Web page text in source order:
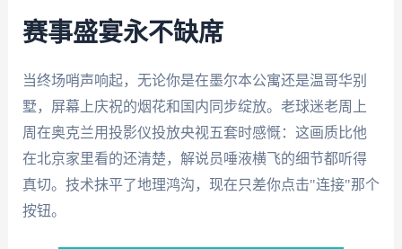
赛事盛宴永不缺席
当终场哨声响起，无论你是在墨尔本公寓还是温哥华别
墅，屏幕上庆祝的烟花和国内同步绽放。老球迷老周上
周在奥克兰用投影仪投放央视五套时感慨：这画质比他
在北京家里看的还清楚，解说员唾液横飞的细节都听得
真切。技术抹平了地理鸿沟，现在只差你点击"连接"那个
按钮。